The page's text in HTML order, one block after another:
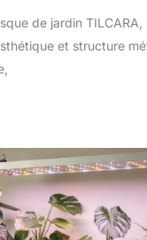
de jardin
et structure